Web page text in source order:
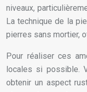
niveaux,
La technique de la
pierres sans mortier,
Pour réaliser ces
locales si possible.
obtenir un aspect